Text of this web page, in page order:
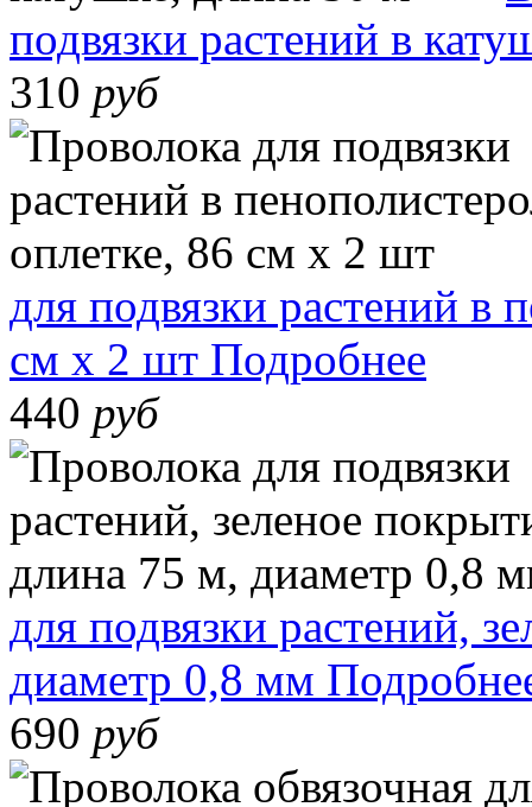
подвязки растений в
310 руб
для подвязки растений в
см х 2 шт Подробнее
440 руб
для подвязки растений,
диаметр 0,8 мм
690 руб